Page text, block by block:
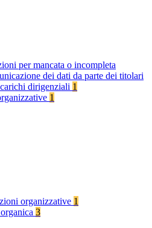
per mancata o incompleta
dei dati da parte dei titolari
dirigenziali 1
1
organizzative 1
3